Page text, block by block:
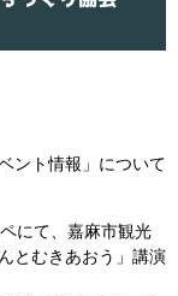
ント情報」について
にて、嘉麻市観光
とむきあおう」講演